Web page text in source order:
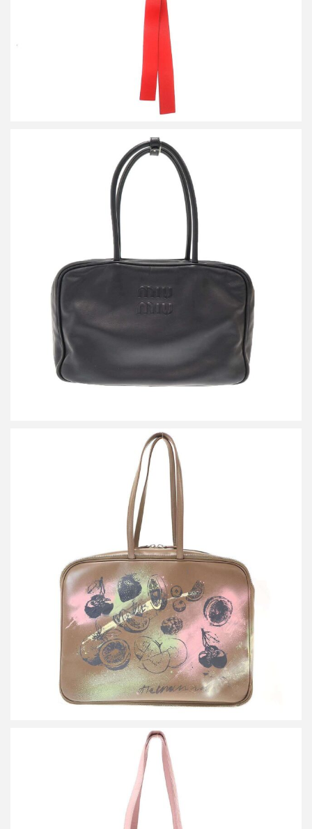
ミュウミュウ BEAU レザー ボー バッグ
買取金額144,000円
詳しく見る
ミナペルホネン×ポーター by SPOLOGUM siemen bag ペイントレ
ザーバッグ
買取金額54,000円
詳しく見る